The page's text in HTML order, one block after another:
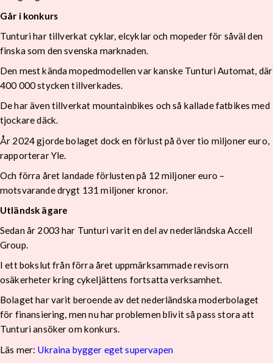
Går i konkurs
Tunturi har tillverkat cyklar, elcyklar och mopeder för såväl den
finska som den svenska marknaden.
Den mest kända mopedmodellen var kanske Tunturi Automat, där
400 000 stycken tillverkades.
De har även tillverkat mountainbikes och så kallade fatbikes med
tjockare däck.
År 2024 gjorde bolaget dock en förlust på över tio miljoner euro,
rapporterar Yle.
Och förra året landade förlusten på 12 miljoner euro –
motsvarande drygt 131 miljoner kronor.
Utländsk ägare
Sedan år 2003 har Tunturi varit en del av nederländska Accell
Group.
I ett bokslut från förra året uppmärksammade revisorn
osäkerheter kring cykeljättens fortsatta verksamhet.
Bolaget har varit beroende av det nederländska moderbolaget
för finansiering, men nu har problemen blivit så pass stora att
Tunturi ansöker om konkurs.
Läs mer: Ukraina bygger eget supervapen